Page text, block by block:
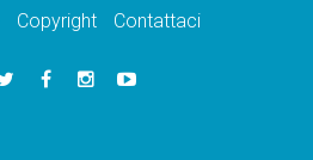
Copyright Contattaci